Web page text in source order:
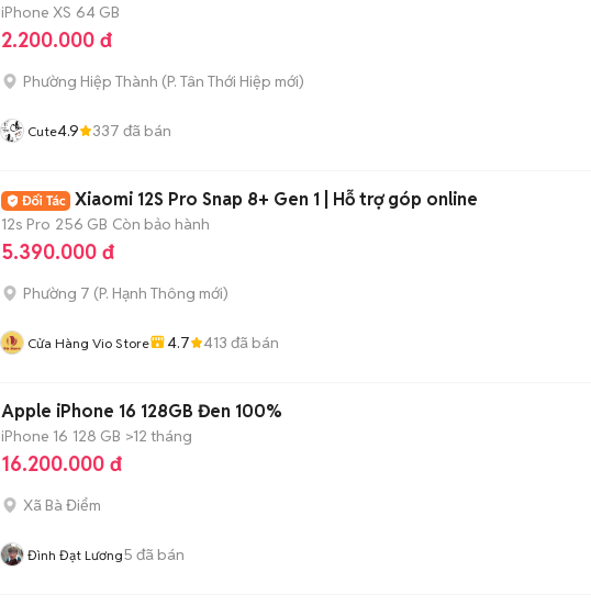
iPhone XS 64 GB
2.200.000 đ
Phường Hiệp Thành (P. Tân Thới Hiệp mới)
Cute4.9 337 đã bán
Xiaomi 12S Pro Snap 8+ Gen 1 | Hỗ trợ góp online
12s Pro 256 GB Còn bảo hành
5.390.000 đ
Phường 7 (P. Hạnh Thông mới)
Cửa Hàng Vio Store 4.7 413 đã bán
Apple iPhone 16 128GB Đen 100%
iPhone 16 128 GB >12 tháng
16.200.000 đ
Xã Bà Điểm
Đình Đạt Lương5 đã bán